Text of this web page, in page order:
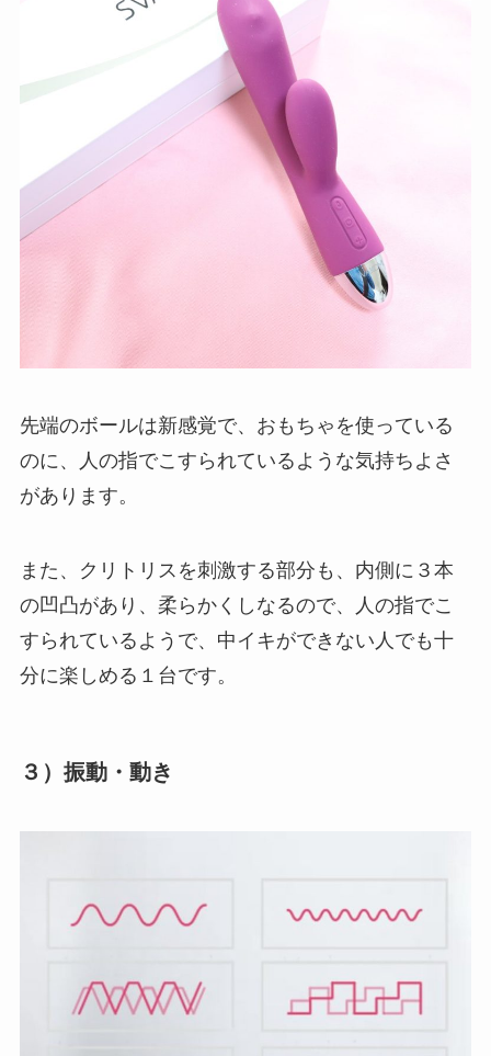
先端のボールは新感覚で、おもちゃを使っている
のに、人の指でこすられているような気持ちよさ
があります。
また、クリトリスを刺激する部分も、内側に３本
の凹凸があり、柔らかくしなるので、人の指でこ
すられているようで、中イキができない人でも十
分に楽しめる１台です。
３）振動・動き